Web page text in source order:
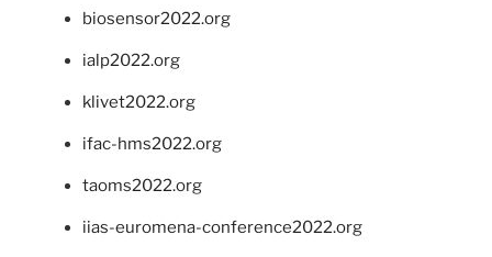
biosensor2022.org
ialp2022.org
klivet2022.org
ifac-hms2022.org
taoms2022.org
iias-euromena-conference2022.org